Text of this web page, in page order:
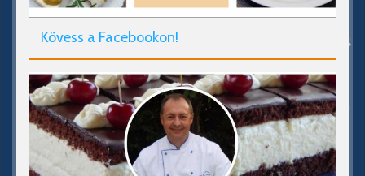
Kövess a Facebookon!